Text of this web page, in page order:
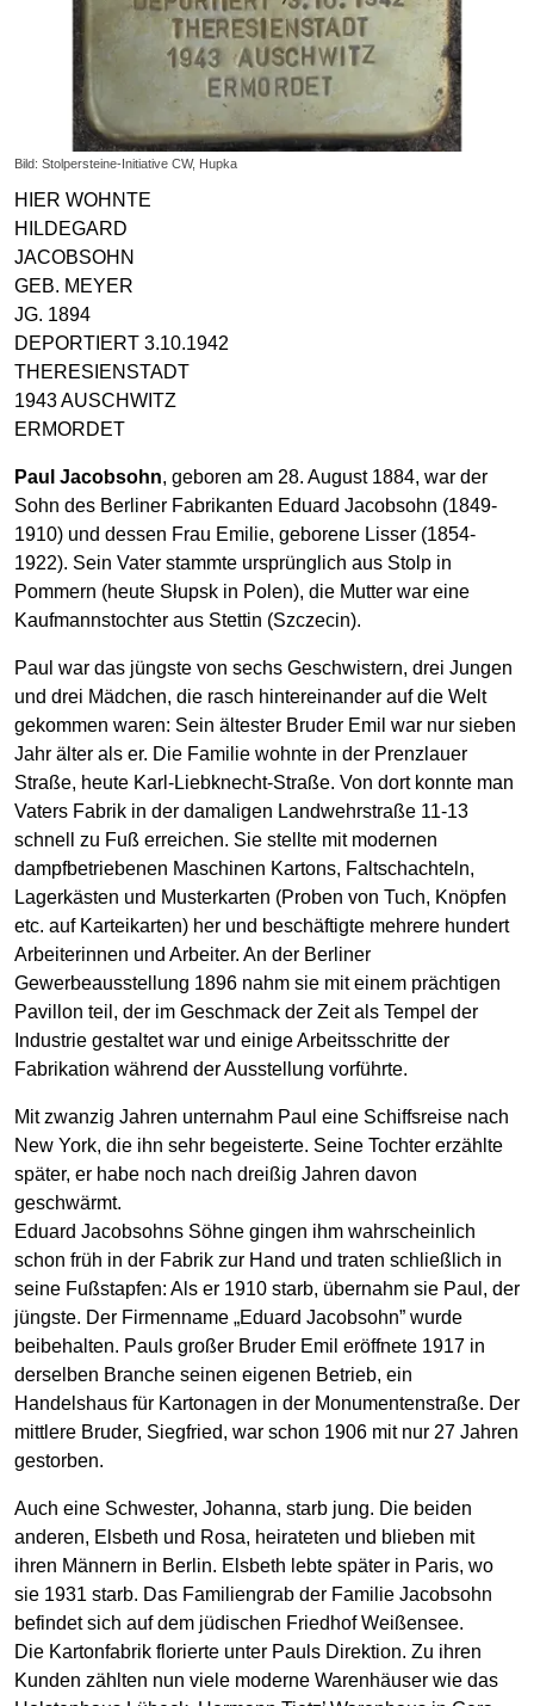
Bild: Stolpersteine-Initiative CW, Hupka
HIER WOHNTE
HILDEGARD
JACOBSOHN
GEB. MEYER
JG. 1894
DEPORTIERT 3.10.1942
THERESIENSTADT
1943 AUSCHWITZ
ERMORDET
Paul Jacobsohn, geboren am 28. August 1884, war der
Sohn des Berliner Fabrikanten Eduard Jacobsohn (1849-
1910) und dessen Frau Emilie, geborene Lisser (1854-
1922). Sein Vater stammte ursprünglich aus Stolp in
Pommern (heute Słupsk in Polen), die Mutter war eine
Kaufmannstochter aus Stettin (Szczecin).
Paul war das jüngste von sechs Geschwistern, drei Jungen
und drei Mädchen, die rasch hintereinander auf die Welt
gekommen waren: Sein ältester Bruder Emil war nur sieben
Jahr älter als er. Die Familie wohnte in der Prenzlauer
Straße, heute Karl-Liebknecht-Straße. Von dort konnte man
Vaters Fabrik in der damaligen Landwehrstraße 11-13
schnell zu Fuß erreichen. Sie stellte mit modernen
dampfbetriebenen Maschinen Kartons, Faltschachteln,
Lagerkästen und Musterkarten (Proben von Tuch, Knöpfen
etc. auf Karteikarten) her und beschäftigte mehrere hundert
Arbeiterinnen und Arbeiter. An der Berliner
Gewerbeausstellung 1896 nahm sie mit einem prächtigen
Pavillon teil, der im Geschmack der Zeit als Tempel der
Industrie gestaltet war und einige Arbeitsschritte der
Fabrikation während der Ausstellung vorführte.
Mit zwanzig Jahren unternahm Paul eine Schiffsreise nach
New York, die ihn sehr begeisterte. Seine Tochter erzählte
später, er habe noch nach dreißig Jahren davon
geschwärmt.
Eduard Jacobsohns Söhne gingen ihm wahrscheinlich
schon früh in der Fabrik zur Hand und traten schließlich in
seine Fußstapfen: Als er 1910 starb, übernahm sie Paul, der
jüngste. Der Firmenname „Eduard Jacobsohn” wurde
beibehalten. Pauls großer Bruder Emil eröffnete 1917 in
derselben Branche seinen eigenen Betrieb, ein
Handelshaus für Kartonagen in der Monumentenstraße. Der
mittlere Bruder, Siegfried, war schon 1906 mit nur 27 Jahren
gestorben.
Auch eine Schwester, Johanna, starb jung. Die beiden
anderen, Elsbeth und Rosa, heirateten und blieben mit
ihren Männern in Berlin. Elsbeth lebte später in Paris, wo
sie 1931 starb. Das Familiengrab der Familie Jacobsohn
befindet sich auf dem jüdischen Friedhof Weißensee.
Die Kartonfabrik florierte unter Pauls Direktion. Zu ihren
Kunden zählten nun viele moderne Warenhäuser wie das